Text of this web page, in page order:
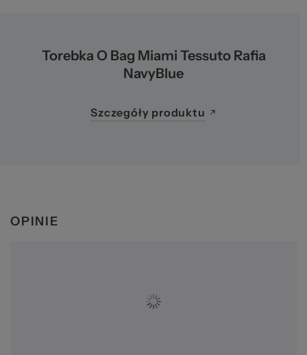
Torebka O Bag Miami Tessuto Rafia
NavyBlue
Szczegóły produktu
OPINIE